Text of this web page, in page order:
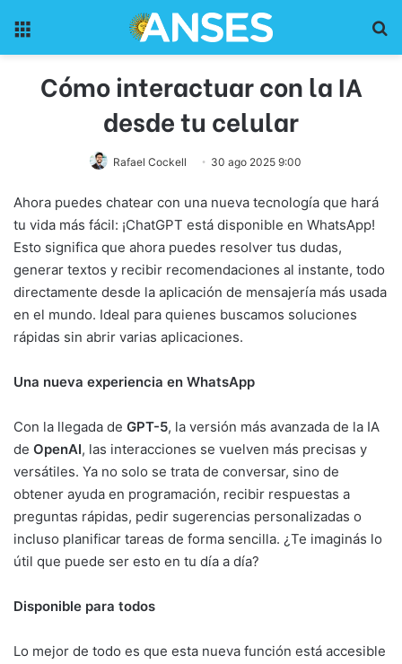
Cómo interactuar con la IA
desde tu celular
Rafael Cockell 30 ago 2025 9:00
Ahora puedes chatear con una nueva tecnología que hará
tu vida más fácil: ¡ChatGPT está disponible en WhatsApp!
Esto significa que ahora puedes resolver tus dudas,
generar textos y recibir recomendaciones al instante, todo
directamente desde la aplicación de mensajería más usada
en el mundo. Ideal para quienes buscamos soluciones
rápidas sin abrir varias aplicaciones.
Una nueva experiencia en WhatsApp
Con la llegada de GPT-5, la versión más avanzada de la IA
de OpenAI, las interacciones se vuelven más precisas y
versátiles. Ya no solo se trata de conversar, sino de
obtener ayuda en programación, recibir respuestas a
preguntas rápidas, pedir sugerencias personalizadas o
incluso planificar tareas de forma sencilla. ¿Te imaginás lo
útil que puede ser esto en tu día a día?
Disponible para todos
Lo mejor de todo es que esta nueva función está accesible